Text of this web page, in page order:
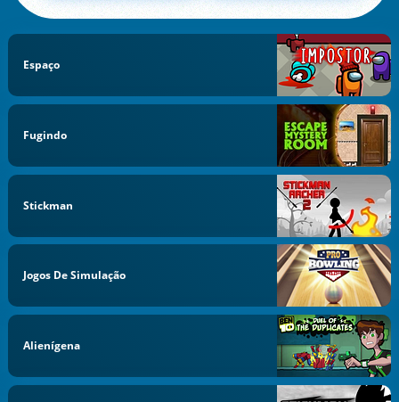
Espaço
Fugindo
Stickman
Jogos De Simulação
Alienígena